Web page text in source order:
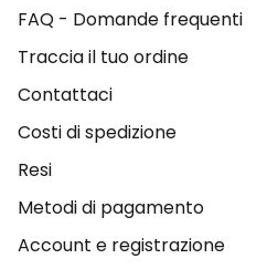
FAQ - Domande frequenti
Traccia il tuo ordine
Contattaci
Costi di spedizione
Resi
Metodi di pagamento
Account e registrazione